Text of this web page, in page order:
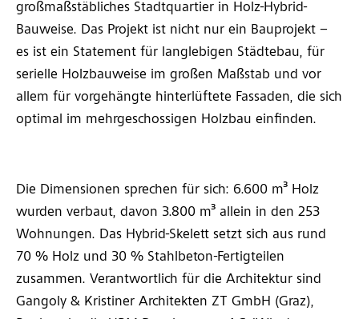
großmaßstäbliches Stadtquartier in Holz-Hybrid-
Bauweise. Das Projekt ist nicht nur ein Bauprojekt –
es ist ein Statement für langlebigen Städtebau, für
serielle Holzbauweise im großen Maßstab und vor
allem für vorgehängte hinterlüftete Fassaden, die sich
optimal im mehrgeschossigen Holzbau einfinden.
Die Dimensionen sprechen für sich: 6.600 m³ Holz
wurden verbaut, davon 3.800 m³ allein in den 253
Wohnungen. Das Hybrid-Skelett setzt sich aus rund
70 % Holz und 30 % Stahlbeton-Fertigteilen
zusammen. Verantwortlich für die Architektur sind
Gangoly & Kristiner Architekten ZT GmbH (Graz),